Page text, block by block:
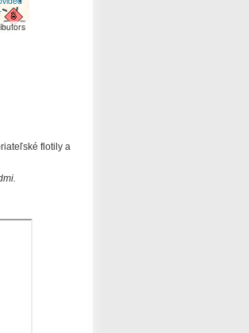
flotily a